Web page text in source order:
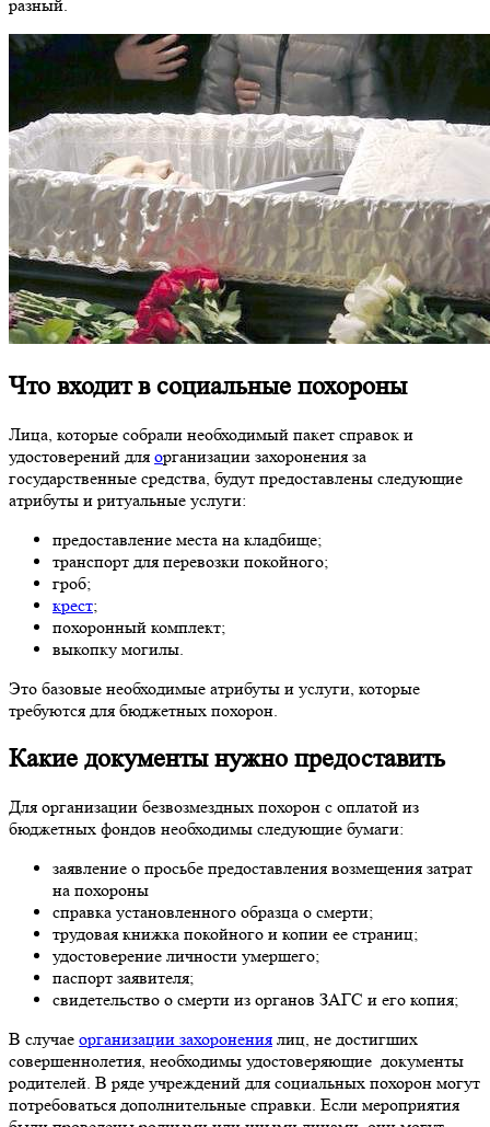
разный.
Что входит в социальные похороны
Лица, которые собрали необходимый пакет справок и
удостоверений для организации захоронения за
государственные средства, будут предоставлены следующие
атрибуты и ритуальные услуги:
предоставление места на кладбище;
транспорт для перевозки покойного;
гроб;
крест;
похоронный комплект;
выкопку могилы.
Это базовые необходимые атрибуты и услуги, которые
требуются для бюджетных похорон.
Какие документы нужно предоставить
Для организации безвозмездных похорон с оплатой из
бюджетных фондов необходимы следующие бумаги:
заявление о просьбе предоставления возмещения затрат
на похороны
справка установленного образца о смерти;
трудовая книжка покойного и копии ее страниц;
удостоверение личности умершего;
паспорт заявителя;
свидетельство о смерти из органов ЗАГС и его копия;
В случае организации захоронения лиц, не достигших
совершеннолетия, необходимы удостоверяющие документы
родителей. В ряде учреждений для социальных похорон могут
потребоваться дополнительные справки. Если мероприятия